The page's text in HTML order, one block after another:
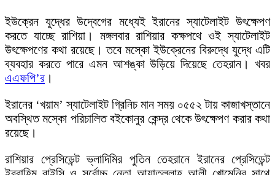
ইউক্রেন যুদ্ধের উদ্বেগের মধ্যেই ইরানের স্যাটেলাইট উৎক্ষেপণ
করতে যাচ্ছে রাশিয়া। মঙ্গলবার রাশিয়ার কক্ষপথে ওই স্যাটেলাইট
উৎক্ষেপণের কথা রয়েছে। তবে মস্কো ইউক্রেনের বিরুদ্ধে যুদ্ধে এটি
ব্যবহার করতে পারে এমন আশঙ্কা উড়িয়ে দিয়েছে তেহরান। খবর
এএফপি’র ।
ইরানের ‘খয়াম’ স্যাটেলাইট গ্রিনিচ মান সময় ০৫৫২ টায় কাজাখস্তানে
অবস্থিত মস্কো পরিচালিত বইকোনুর কেন্দ্র থেকে উৎক্ষেপণ করার কথা
রয়েছে।
রাশিয়ার প্রেসিডেন্ট ভ্লাদিমির পুতিন তেহরানে ইরানের প্রেসিডেন্ট